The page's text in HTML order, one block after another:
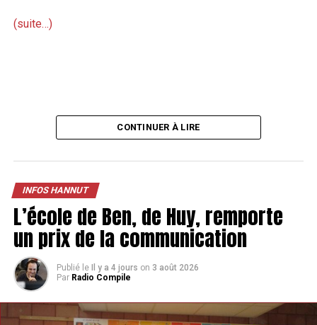
(suite…)
CONTINUER À LIRE
INFOS HANNUT
L’école de Ben, de Huy, remporte
un prix de la communication
Publié le Il y a 4 jours on 3 août 2026
Par Radio Compile